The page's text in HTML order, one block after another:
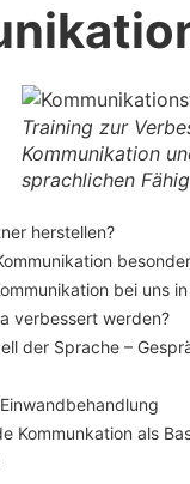
Training zur
Kommunikation
sprachlichen
herstellen?
bei uns
verbessert werden?
der Sprache –
Kommunkation als